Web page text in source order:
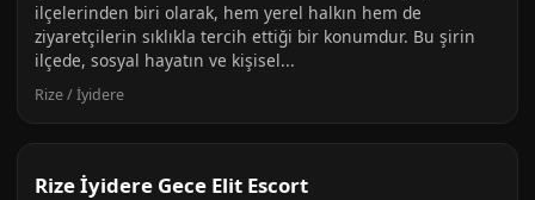
ilçelerinden biri olarak, hem yerel halkın hem de
ziyaretçilerin sıklıkla tercih ettiği bir konumdur. Bu şirin
ilçede, sosyal hayatın ve kişisel...
Rize / İyidere
Rize İyidere Gece Elit Escort